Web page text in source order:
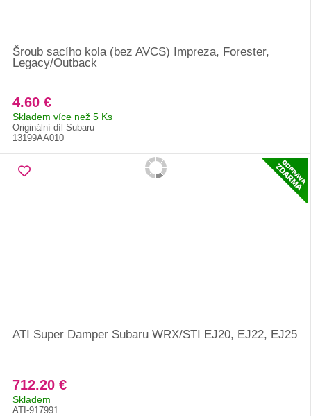
Šroub sacího kola (bez AVCS) Impreza, Forester,
Legacy/Outback
4.60 €
Skladem více než 5 Ks
Originální díl Subaru
13199AA010
ATI Super Damper Subaru WRX/STI EJ20, EJ22, EJ25
712.20 €
Skladem
ATI-917991